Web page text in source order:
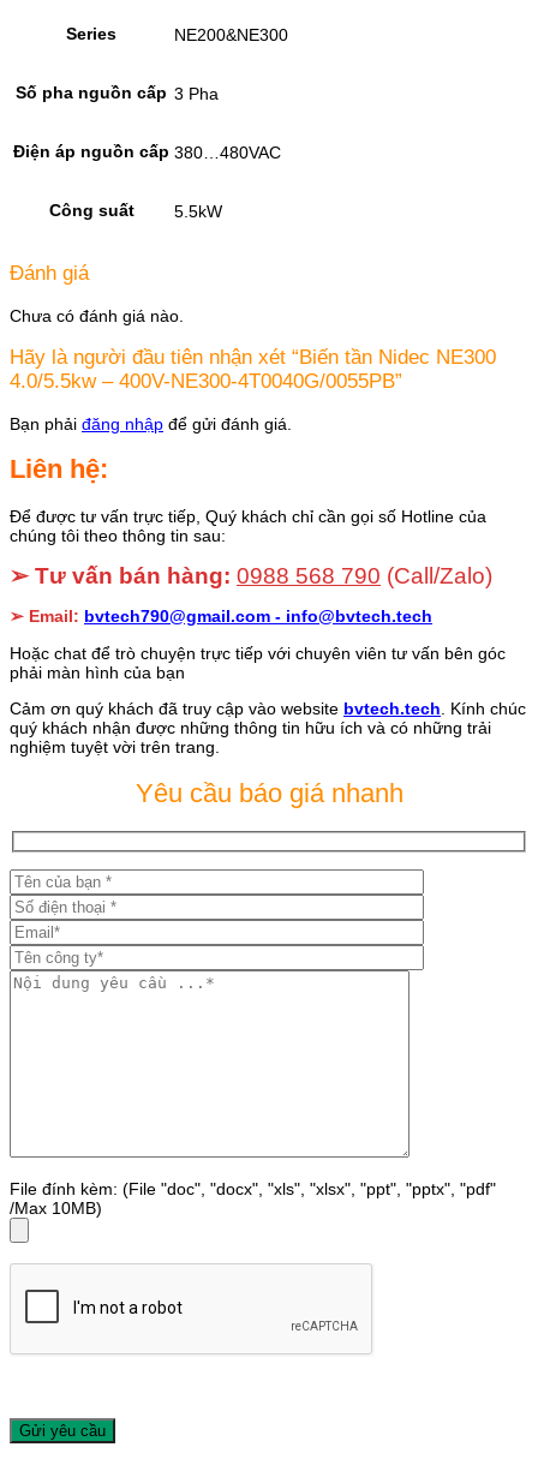
Series NE200&NE300
Số pha nguồn cấp 3 Pha
Điện áp nguồn cấp 380…480VAC
Công suất 5.5kW
Đánh giá
Chưa có đánh giá nào.
Hãy là người đầu tiên nhận xét “Biến tần Nidec NE300
4.0/5.5kw – 400V-NE300-4T0040G/0055PB”
Bạn phải đăng nhập để gửi đánh giá.
Liên hệ:
Để được tư vấn trực tiếp, Quý khách chỉ cần gọi số Hotline của
chúng tôi theo thông tin sau:
➢ Tư vấn bán hàng: 0988 568 790 (Call/Zalo)
➢ Email: bvtech790@gmail.com - info@bvtech.tech
Hoặc chat để trò chuyện trực tiếp với chuyên viên tư vấn bên góc
phải màn hình của bạn
Cảm ơn quý khách đã truy cập vào website bvtech.tech . Kính chúc
quý khách nhận được những thông tin hữu ích và có những trải
nghiệm tuyệt vời trên trang.
Yêu cầu báo giá nhanh
File đính kèm: (File "doc", "docx", "xls", "xlsx", "ppt", "pptx", "pdf"
/Max 10MB)